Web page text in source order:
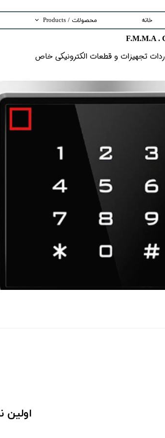
خانه محصولات / Products
Measurement Equipment
Laser Systems
Access Control system
And Inspection Solutions
and Assemble -PCB Electronic Boards
F.M.M.A .
تجهیزات و قطعات الکترونیکى خاص​​​​​​​
اولین